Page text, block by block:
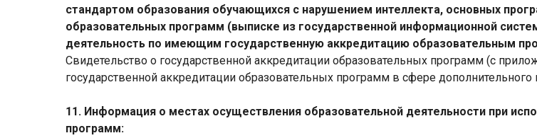
стандартом образования обучающихся с нарушением интеллекта, основных
образовательных программ (выписке из государственной информационной
деятельность по имеющим государственную аккредитацию образовательным
Свидетельство о государственной аккредитации образовательных программ (с
государственной аккредитации образовательных программ в сфере
11. Информация о местах осуществления образовательной деятельности при
программ: